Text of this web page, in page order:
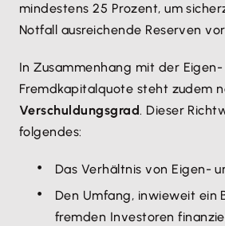
mindestens 25 Prozent, um
Notfall ausreichende Reserven
In Zusammenhang mit der Eigen-
Fremdkapitalquote steht zudem
Verschuldungsgrad. Dieser
folgendes:
Das Verhältnis von Eigen-
Den Umfang, inwieweit ein
fremden Investoren